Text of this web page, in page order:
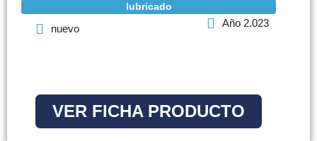
lubricado
nuevo Año 2.023
VER FICHA PRODUCTO